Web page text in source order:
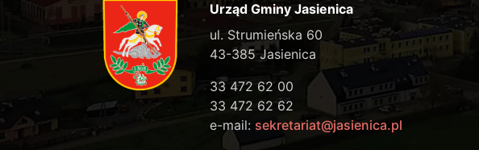
Urząd Gminy Jasienica
ul. Strumieńska 60
43-385 Jasienica
33 472 62 00
33 472 62 62
e-mail: sekretariat@jasienica.pl